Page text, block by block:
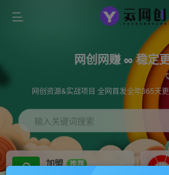
网创网赚 ∞ 稳定
网创资源&实战项目 全网首发全年365天
输入关键词搜索
加盟
推荐